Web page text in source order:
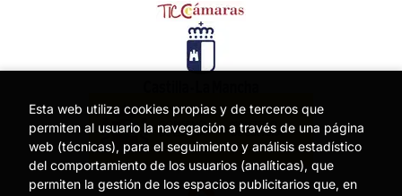
Esta web utiliza cookies propias y de terceros que
permiten al usuario la navegación a través de una página
web (técnicas), para el seguimiento y análisis estadístico
del comportamiento de los usuarios (analíticas), que
permiten la gestión de los espacios publicitarios que, en